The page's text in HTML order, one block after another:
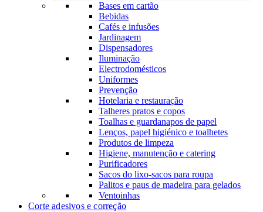
Bases em cartão
Bebidas
Cafés e infusões
Jardinagem
Dispensadores
Iluminação
Electrodomésticos
Uniformes
Prevenção
Hotelaria e restauração
Talheres pratos e copos
Toalhas e guardanapos de papel
Lenços, papel higiénico e toalhetes
Produtos de limpeza
Higiene, manutenção e catering
Purificadores
Sacos do lixo-sacos para roupa
Palitos e paus de madeira para gelados
Ventoinhas
Corte adesivos e correção